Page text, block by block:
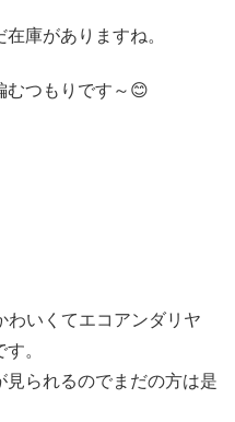
庫がありますね。
むつもりです～😊
いくてエコアンダリヤ
。
られるのでまだの方は是